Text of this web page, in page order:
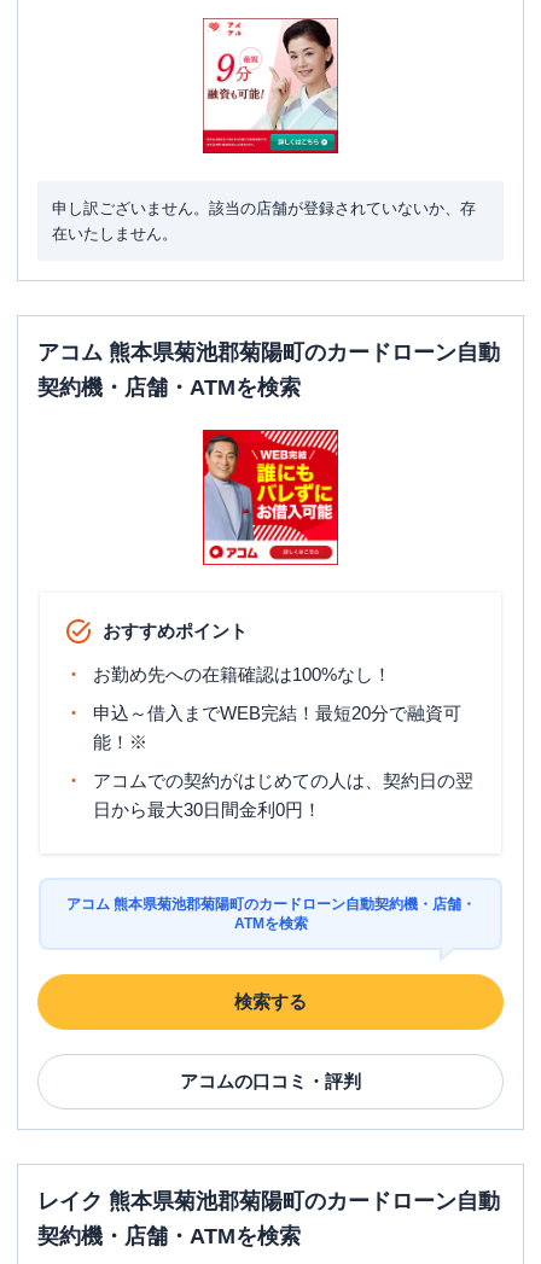
申し訳ございません。該当の店舗が登録されていないか、存
在いたしません。
アコム 熊本県菊池郡菊陽町のカードローン自動
契約機・店舗・ATMを検索
おすすめポイント
お勤め先への在籍確認は100%なし！
申込～借入までWEB完結！最短20分で融資可
能！※
アコムでの契約がはじめての人は、契約日の翌
日から最大30日間金利0円！
アコム 熊本県菊池郡菊陽町のカードローン自動契約機・店舗・
ATMを検索
検索する
アコムの口コミ・評判
レイク 熊本県菊池郡菊陽町のカードローン自動
契約機・店舗・ATMを検索